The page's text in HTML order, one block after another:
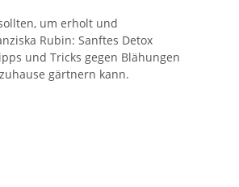
um erholt und
Rubin: Sanftes Detox
und Tricks gegen Blähungen
gärtnern kann.